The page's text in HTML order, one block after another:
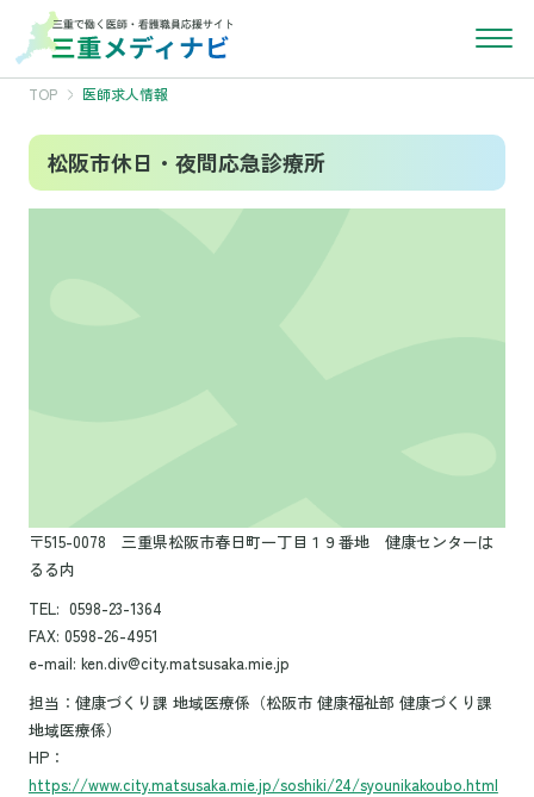
TOP 医師求人情報
松阪市休日・夜間応急診療所
〒515-0078 三重県松阪市春日町一丁目１９番地 健康センターは
るる内
TEL: 0598-23-1364
FAX: 0598-26-4951
e-mail: ken.div@city.matsusaka.mie.jp
担当：健康づくり課 地域医療係（松阪市 健康福祉部 健康づくり課
地域医療係）
HP：
https://www.city.matsusaka.mie.jp/soshiki/24/syounikakoubo.html